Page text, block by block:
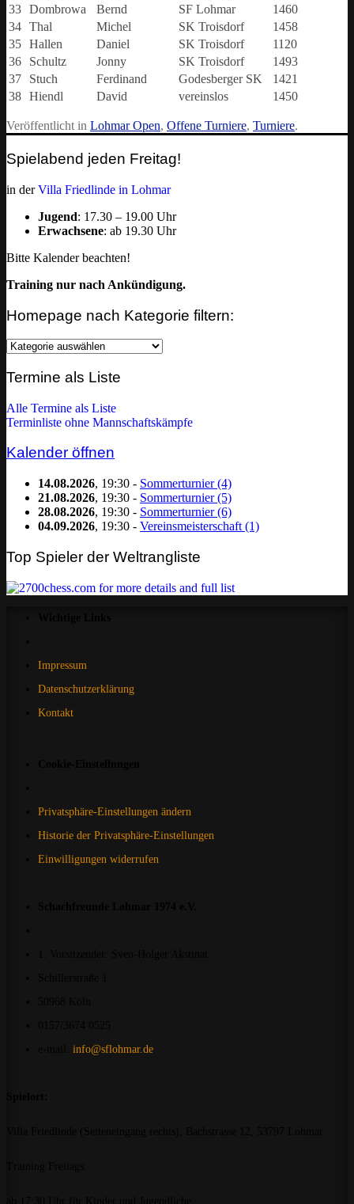
33 Dombrowa Bernd SF Lohmar
1460
34 Thal Michel SK Troisdorf
1458
35 Hallen Daniel SK Troisdorf
1120
36
Schultz Jonny SK Troisdorf
1493
37
Stuch Ferdinand Godesberger SK
1421
38 Hiendl David vereinslos 1450
Veröffentlicht in Lohmar Open, Offene Turniere, Turniere.
Spielabend jeden Freitag!
in derVilla Friedlinde in Lohmar
Jugend: 17.30 – 19.00 Uhr
Erwachsene: ab 19.30 Uhr
Bitte Kalender beachten!
Training nur nach Ankündigung.
Homepage nach Kategorie filtern:
Homepage
Kategorie
Termine als Liste
Alle Termine als Liste
Terminliste ohne Mannschaftskämpfe
Kalender öffnen
14.08.2026, 19:30 - Sommerturnier (4)
21.08.2026, 19:30 - Sommerturnier (5)
28.08.2026, 19:30 - Sommerturnier (6)
04.09.2026, 19:30 - Vereinsmeisterschaft (1)
Top Spieler der Weltrangliste
Impressum
Datenschutzerklärung
Kontakt
Privatsphäre-Einstellungen ändern
Historie der Privatsphäre-Einstellungen
Einwilligungen widerrufen
info@sflohmar.de